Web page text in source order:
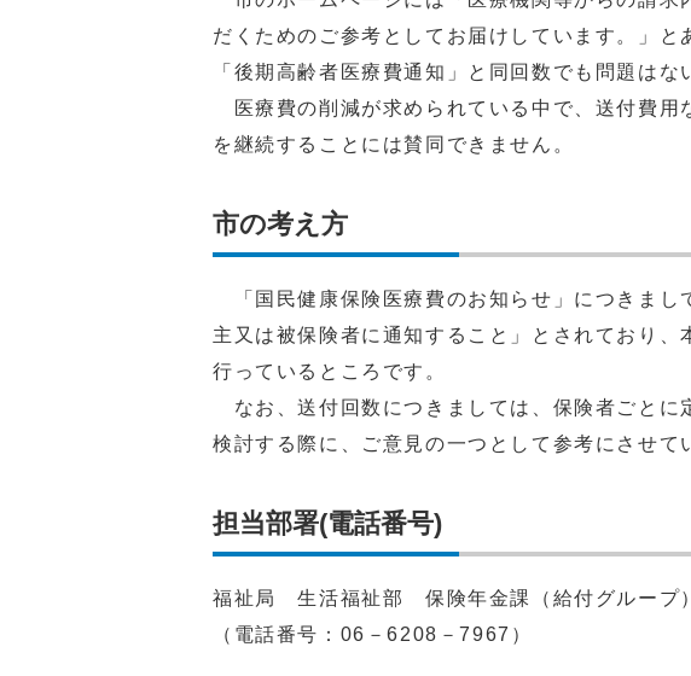
だくためのご参考としてお届けしています。」と
「後期高齢者医療費通知」と同回数でも問題はな
医療費の削減が求められている中で、送付費用
を継続することには賛同できません。
市の考え方
「国民健康保険医療費のお知らせ」につきまし
主又は被保険者に通知すること」とされており、
行っているところです。
なお、送付回数につきましては、保険者ごとに
検討する際に、ご意見の一つとして参考にさせて
担当部署(電話番号)
福祉局 生活福祉部 保険年金課（給付グルー
（電話番号：06－6208－7967）